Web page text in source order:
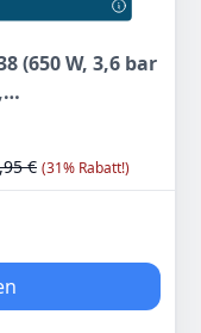
über einen
42 mm (R1 1/4
Pumpe einfach
GC-GP 1170
mm (R1 AG)
(650 W, 3,6 bar
€ (31% Rabatt!)